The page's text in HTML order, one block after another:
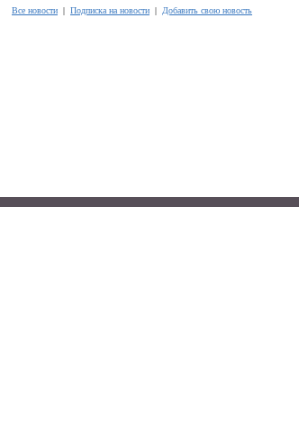
Все новости | Подписка на новости | Добавить свою новость